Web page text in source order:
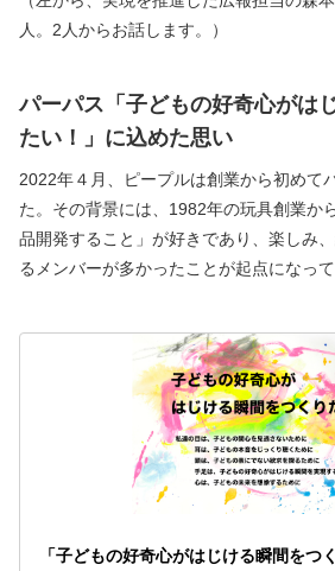
人。2人からお話します。）
パーパス「子どもの好奇心がは
たい！」に込めた思い
2022年４月、ピープルは創業から初めて
た。その背景には、1982年の玩具創業か
品開発すること」が好きであり、楽しみ
るメンバーが多かったことが起点になって
「子どもの好奇心がはじける瞬間をつ